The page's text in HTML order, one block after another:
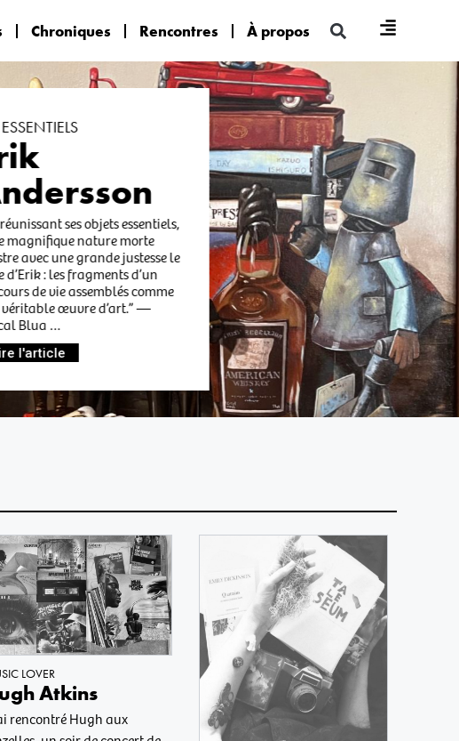
Chroniques Rencontres À propos
ses objets essentiels,
magnifique nature morte
avec une grande justesse le
d’Erik : les fragments d’un
de vie assemblés comme
œuvre d’art.” —
Blua …
l'article
LOVER
Atkins
rencontré Hugh aux